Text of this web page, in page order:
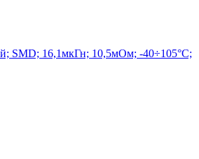
SMD; 16,1мкГн; 10,5мОм; -40÷105°C;